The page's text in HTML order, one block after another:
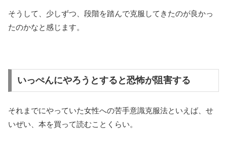
そうして、少しずつ、段階を踏んで克服してきたのが良かっ
たのかなと感じます。
いっぺんにやろうとすると恐怖が阻害する
それまでにやっていた女性への苦手意識克服法といえば、せ
いぜい、本を買って読むことくらい。